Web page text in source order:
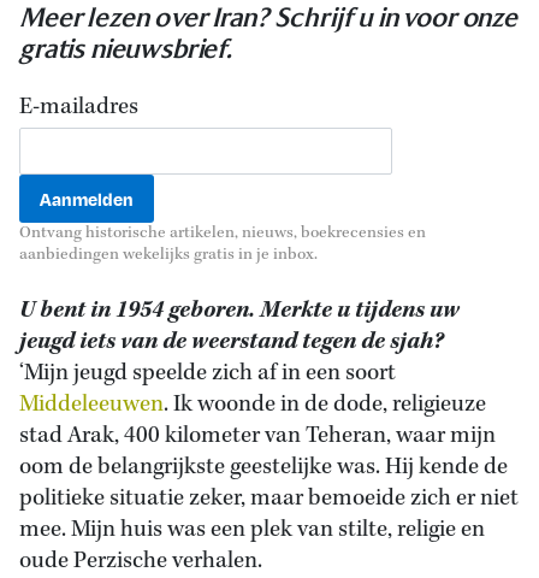
Meer lezen over Iran? Schrijf u in voor onze
gratis nieuwsbrief.
E-mailadres
Ontvang historische artikelen, nieuws, boekrecensies en
aanbiedingen wekelijks gratis in je inbox.
U bent in 1954 geboren. Merkte u tijdens uw
jeugd iets van de weerstand tegen de sjah?
‘Mijn jeugd speelde zich af in een soort
Middeleeuwen. Ik woonde in de dode, religieuze
stad Arak, 400 kilometer van Teheran, waar mijn
oom de belangrijkste geestelijke was. Hij kende de
politieke situatie zeker, maar bemoeide zich er niet
mee. Mijn huis was een plek van stilte, religie en
oude Perzische verhalen.